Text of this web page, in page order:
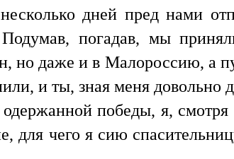
дней пред нами
погадав, мы
но даже и в Малороссию, а
и ты, зная меня довольно
победы, я,
для чего я сию